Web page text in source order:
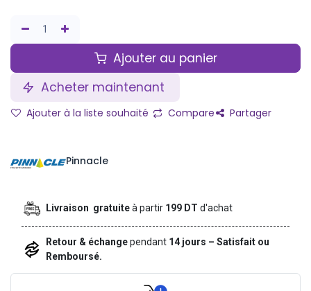
Ajouter au panier
Acheter maintenant
Ajouter à la liste souhaité Compare Partager
Pinnacle
Livraison gratuiteà partir 199 DTd'achat
Retour & échangependant 14 jours – Satisfait ou
Remboursé.